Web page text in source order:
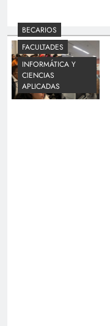
BECARIOS
FACULTADES
INFORMÁTICA Y
CIENCIAS
APLICADAS